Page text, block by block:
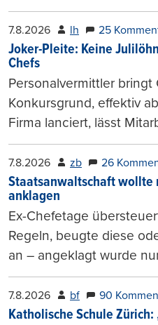
7.8.2026 lh 25
Joker-Pleite: Keine
Chefs
Personalvermittler bringt
Konkursgrund, effektiv
Firma lanciert, lässt
7.8.2026 zb 26
Staatsanwaltschaft wollte
anklagen
Ex-Chefetage
Regeln, beugte diese
an – angeklagt wurde
7.8.2026 bf 90
Katholische Schule